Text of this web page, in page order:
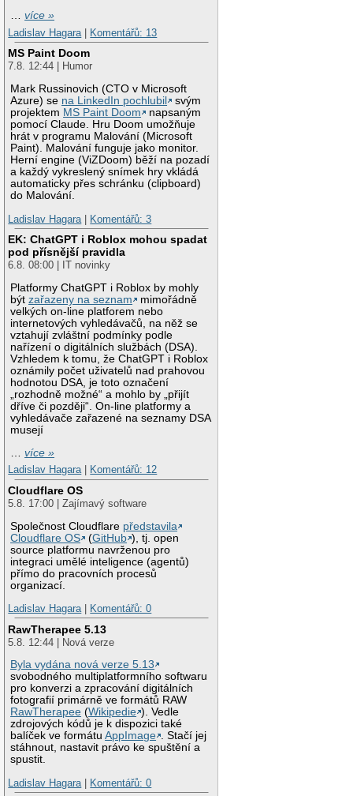
…více »
Ladislav Hagara
Komentářů: 13
MS Paint Doom
7.8. 12:44 | Humor
Mark Russinovich (CTO v Microsoft
Azure) se na LinkedIn pochlubil
svým
projektem MS Paint Doom
napsaným
pomocí Claude. Hru Doom umožňuje
hrát v programu Malování (Microsoft
Paint). Malování funguje jako monitor.
Herní engine (ViZDoom) běží na pozadí
a každý vykreslený snímek hry vkládá
automaticky přes schránku (clipboard)
do Malování.
Ladislav Hagara
Komentářů: 3
EK: ChatGPT i Roblox mohou spadat
pod přísnější pravidla
6.8. 08:00 | IT novinky
Platformy ChatGPT i Roblox by mohly
býtzařazeny na seznam
mimořádně
velkých on-line platforem nebo
internetových vyhledávačů, na něž se
vztahují zvláštní podmínky podle
nařízení o digitálních službách (DSA).
Vzhledem k tomu, že ChatGPT i Roblox
oznámily počet uživatelů nad prahovou
hodnotou DSA, je toto označení
„rozhodně možné“ a mohlo by „přijít
dříve či později“. On-line platformy a
vyhledávače zařazené na seznamy DSA
musejí
…více »
Ladislav Hagara| Komentářů: 12
Cloudflare OS
5.8. 17:00 | Zajímavý software
Společnost Cloudflare představila
Cloudflare OS
(GitHub ), tj. open
source platformu navrženou pro
integraci umělé inteligence (agentů)
přímo do pracovních procesů
organizací.
Ladislav Hagara| Komentářů: 0
RawTherapee 5.13
5.8. 12:44 | Nová verze
Byla vydána nová verze 5.13
svobodného multiplatformního softwaru
pro konverzi a zpracování digitálních
fotografií primárně ve formátů RAW
RawTherapee (Wikipedie ). Vedle
zdrojových kódů je k dispozici také
balíček ve formátuAppImage . Stačí jej
stáhnout, nastavit právo ke spuštění a
spustit.
Ladislav Hagara| Komentářů: 0